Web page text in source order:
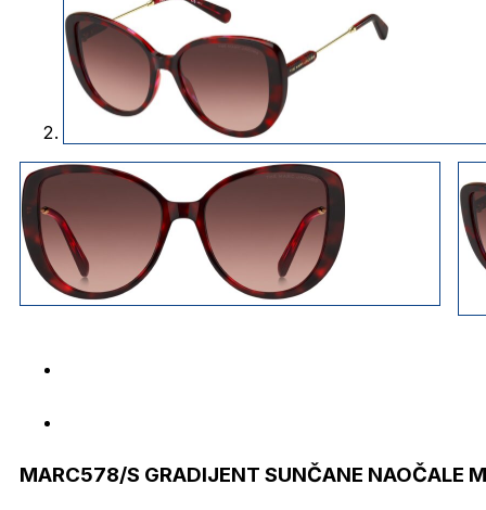
MARC578/S GRADIJENT SUNČANE NAOČALE